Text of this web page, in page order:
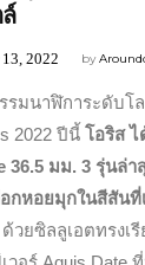
by
2022
รมนาฬิการะดับโ
2022 ปีนี้ โอริส
36.5 มม. 3 รุ่นล่า
กหอยมุกในสีสันที่
ด้วยซิลลูเอตทรงเ